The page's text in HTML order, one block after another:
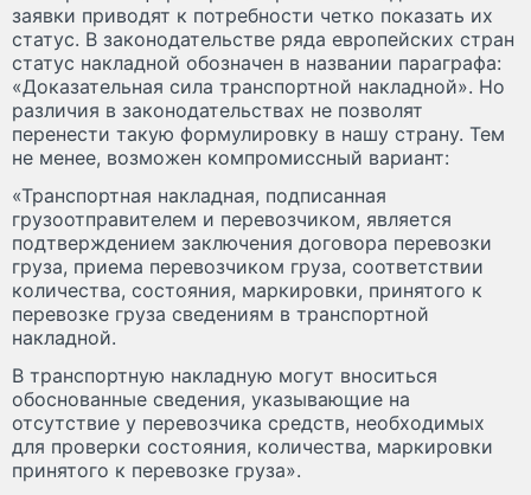
заявки приводят к потребности четко показать их
статус. В законодательстве ряда европейских стран
статус накладной обозначен в названии параграфа:
«Доказательная сила транспортной накладной». Но
различия в законодательствах не позволят
перенести такую формулировку в нашу страну. Тем
не менее, возможен компромиссный вариант:
«Транспортная накладная, подписанная
грузоотправителем и перевозчиком, является
подтверждением заключения договора перевозки
груза, приема перевозчиком груза, соответствии
количества, состояния, маркировки, принятого к
перевозке груза сведениям в транспортной
накладной.
В транспортную накладную могут вноситься
обоснованные сведения, указывающие на
отсутствие у перевозчика средств, необходимых
для проверки состояния, количества, маркировки
принятого к перевозке груза».